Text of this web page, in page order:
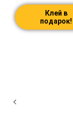
Клей в
подарок!